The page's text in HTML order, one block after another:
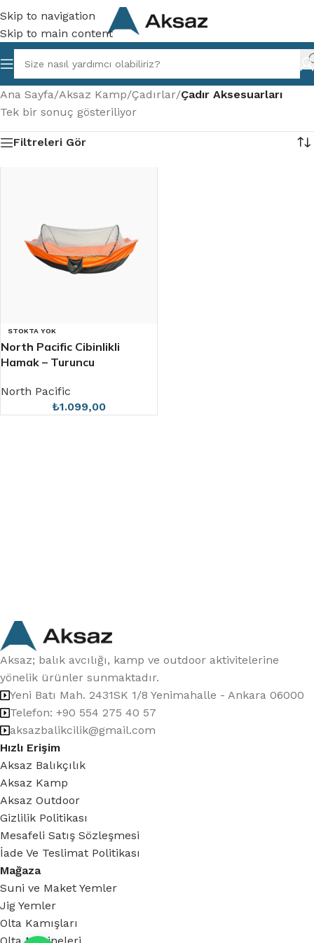
Skip to navigation
Skip to main content
Ana Sayfa/Aksaz Kamp/Çadırlar/Çadır Aksesuarları
Tek bir sonuç gösteriliyor
Filtreleri Gör
STOKTA YOK
North Pacific Cibinlikli
Hamak – Turuncu
North Pacific
₺1.099,00
Aksaz; balık avcılığı, kamp ve outdoor aktivitelerine
yönelik ürünler sunmaktadır.
Yeni Batı Mah. 2431SK 1/8 Yenimahalle - Ankara 06000
Telefon: +90 554 275 40 57
aksazbalikcilik@gmail.com
Hızlı Erişim
Aksaz Balıkçılık
Aksaz Kamp
Aksaz Outdoor
Gizlilik Politikası
Mesafeli Satış Sözleşmesi
İade Ve Teslimat Politikası
Mağaza
Suni ve Maket Yemler
Jig Yemler
Olta Kamışları